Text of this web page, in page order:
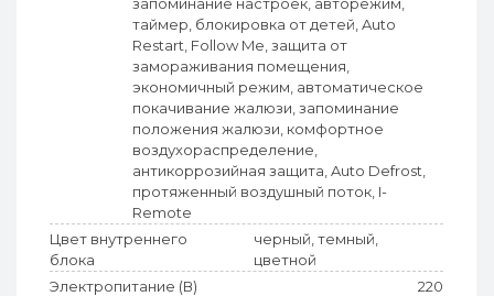
запоминание настроек, авторежим,
таймер, блокировка от детей, Auto
Restart, Follow Me, защита от
замораживания помещения,
экономичный режим, автоматическое
покачивание жалюзи, запоминание
положения жалюзи, комфортное
воздухораспределение,
антикоррозийная защита, Auto Defrost,
протяженный воздушный поток, I-
Remote
Цвет внутреннего
блока
черный, темный,
цветной
Электропитание (В)
220